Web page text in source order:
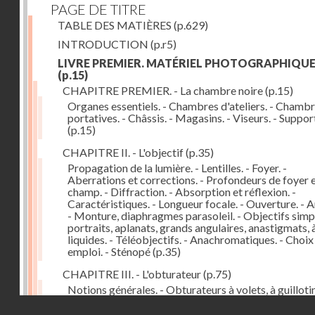
PAGE DE TITRE
TABLE DES MATIÈRES (p.629)
INTRODUCTION (p.r5)
LIVRE PREMIER. MATÉRIEL PHOTOGRAPHIQUE
(p.15)
CHAPITRE PREMIER. - La chambre noire(p.15)
Organes essentiels. - Chambres d'ateliers. -
portatives. - Châssis. - Magasins. - Viseurs. -
(p.15)
CHAPITRE II. - L'objectif(p.35)
Propagation de la lumière. - Lentilles. - Foyer. -
Aberrations et corrections. - Profondeurs de foyer
champ. - Diffraction. - Absorption et réflexion. -
Caractéristiques. - Longueur focale. - Ouverture. -
- Monture, diaphragmes parasoleil. - Objectifs
portraits, aplanats, grands angulaires, anastigmats,
liquides. - Téléobjectifs. - Anachromatiques. -
emploi. - Sténopé(p.35)
CHAPITRE III. - L'obturateur(p.75)
Notions générales. - Obturateurs à volets, à